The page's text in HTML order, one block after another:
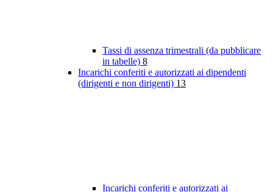
Tassi di assenza trimestrali (da pubblicare
in tabelle) 8
Incarichi conferiti e autorizzati ai dipendenti
(dirigenti e non dirigenti) 13
Incarichi conferiti e autorizzati ai